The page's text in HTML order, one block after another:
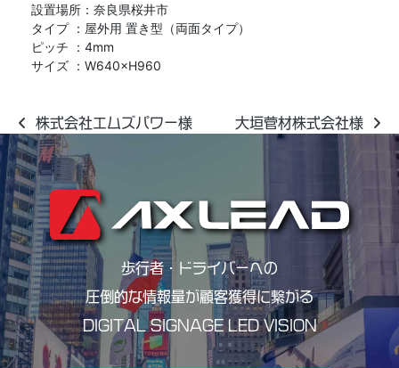
設置場所：奈良県桜井市
タイプ ：屋外用 置き型（両面タイプ）
ピッチ ：4mm
サイズ ：W640×H960
投稿ナビゲーション
株式会社エムズパワー様 大垣菅材株式会社様
歩行者・ドライバーへの
圧倒的な情報量が顧客獲得に繋がる
DIGITAL SIGNAGE LED VISION